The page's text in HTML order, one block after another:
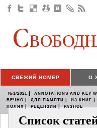
СВЕЖИЙ НОМЕР О
№1/2021 | ANNOTATIONS AND KEY
ВЕЧНО | ДЛЯ ПАМЯТИ | ИЗ КНИГ |
ПОЛЯХ | РЕЦЕНЗИИ | РАЗНОЕ
Список